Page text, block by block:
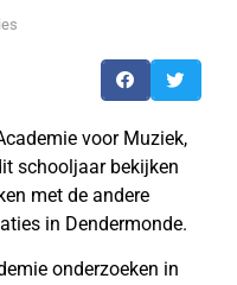
voor Muziek,
schooljaar bekijken
met de andere
in Dendermonde.
onderzoeken in